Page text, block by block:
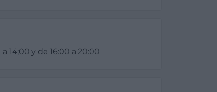
14;00 y de 16:00 a 20:00